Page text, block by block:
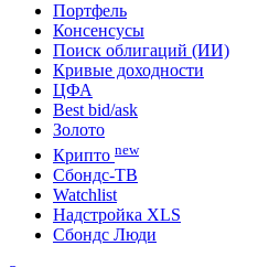
Портфель
Консенсусы
Поиск облигаций (ИИ)
Кривые доходности
ЦФА
Best bid/ask
Золото
Крипто new
Сбондс-ТВ
Watchlist
Надстройка XLS
Сбондс Люди